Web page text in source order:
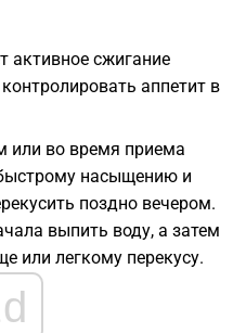
активное сжигание
аппетит в
или во время приема
насыщению и
поздно вечером.
выпить воду, а затем
или легкому перекусу.